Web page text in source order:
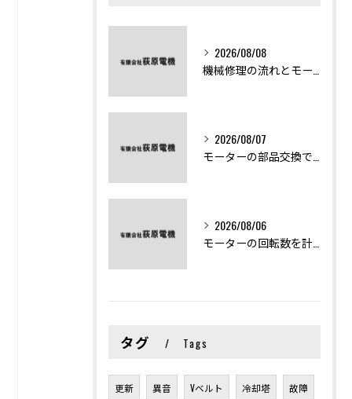
2026/08/08
2026/08/07
2026/08/06
タグ Tags
更新 異音 Vベルト 冷却塔 故障